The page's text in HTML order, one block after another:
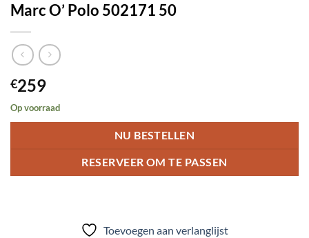
Marc O’ Polo 502171 50
€259
Op voorraad
NU BESTELLEN
RESERVEER OM TE PASSEN
Toevoegen aan verlanglijst